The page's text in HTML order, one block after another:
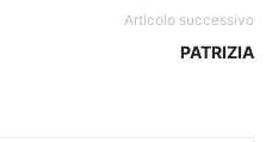
Articolo successivo
PATRIZIA